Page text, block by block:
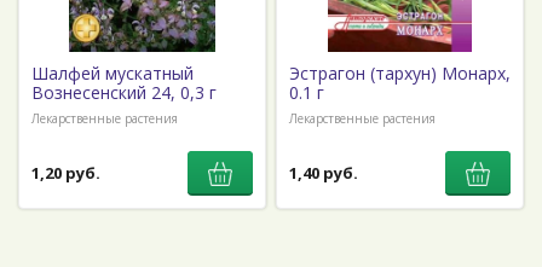
Шалфей мускатный
Вознесенский 24, 0,3 г
Лекарственные растения
1,20 руб.
Эстрагон (тархун) Монарх,
0.1 г
Лекарственные растения
1,40 руб.